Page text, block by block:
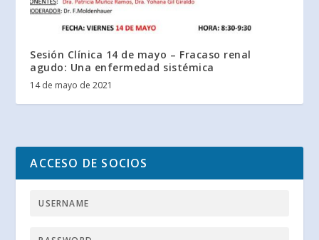
Sesión Clínica 14 de mayo – Fracaso renal
agudo: Una enfermedad sistémica
14 de mayo de 2021
ACCESO DE SOCIOS